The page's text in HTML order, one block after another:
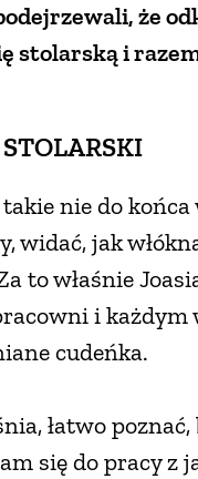
że
stolarską i
nie do
widać, jak
to właśnie
i
cudeńka.
łatwo
się do pracy z